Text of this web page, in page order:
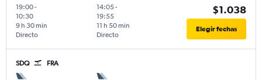
19:00-
10:30
Directo
9 h 30 min
14:05-
19:55
Directo
11 h 50 min
$1.038
Elegir fechas
SDQ FRA